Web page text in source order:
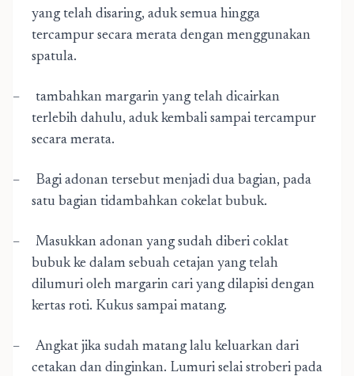
yang telah disaring, aduk semua hingga
tercampur secara merata dengan menggunakan
spatula.
–
tambahkan margarin yang telah dicairkan
terlebih dahulu, aduk kembali sampai tercampur
secara merata.
–
Bagi adonan tersebut menjadi dua bagian, pada
satu bagian tidambahkan cokelat bubuk.
–
Masukkan adonan yang sudah diberi coklat
bubuk ke dalam sebuah cetajan yang telah
dilumuri oleh margarin cari yang dilapisi dengan
kertas roti. Kukus sampai matang.
–
Angkat jika sudah matang lalu keluarkan dari
cetakan dan dinginkan. Lumuri selai stroberi pada